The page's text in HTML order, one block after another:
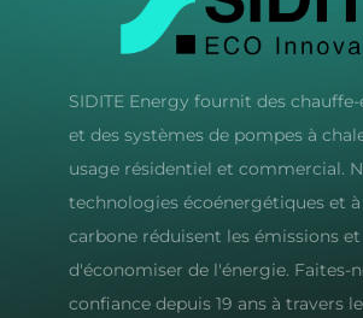
SIDITE Energy fournit des
et des systèmes de pompes à
usage résidentiel et commercial.
technologies écoénergétiques et
carbone réduisent les émissions
d'économiser de l'énergie. Faites-
confiance depuis 19 ans à travers